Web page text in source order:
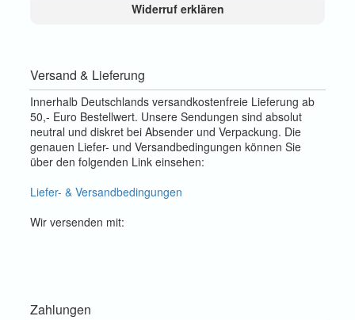
Widerruf erklären
Versand & Lieferung
Innerhalb Deutschlands versandkostenfreie Lieferung ab
50,- Euro Bestellwert. Unsere Sendungen sind absolut
neutral und diskret bei Absender und Verpackung. Die
genauen Liefer- und Versandbedingungen können Sie
über den folgenden Link einsehen:
Liefer- & Versandbedingungen
Wir versenden mit:
Zahlungen